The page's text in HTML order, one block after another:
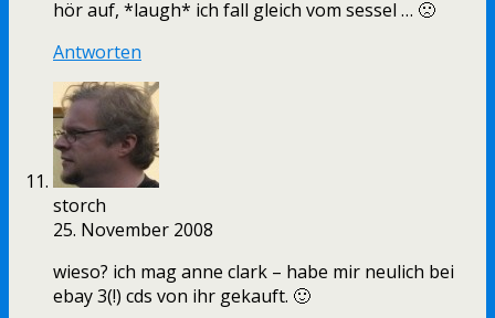
hör auf, *laugh* ich fall gleich vom sessel … 🙁
Antworten
storch
25. November 2008
wieso? ich mag anne clark – habe mir neulich bei
ebay 3(!) cds von ihr gekauft. 🙂